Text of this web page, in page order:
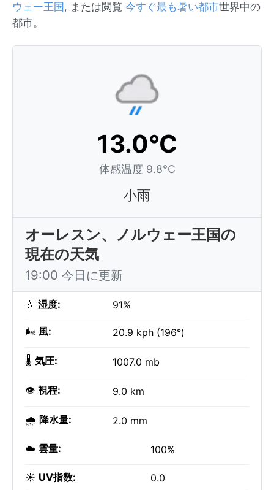
ウェー王国 , または閲覧 今すぐ最も暑い都市世界中の
都市。
13.0°C
体感温度 9.8°C
小雨
オーレスン、ノルウェー王国の
現在の天気
19:00 今日に更新
💧 湿度: 91%
🌬️ 風: 20.9 kph (196°)
🌡️ 気圧: 1007.0 mb
👁️ 視程: 9.0 km
🌧️ 降水量: 2.0 mm
☁️ 雲量: 100%
☀️ UV指数: 0.0